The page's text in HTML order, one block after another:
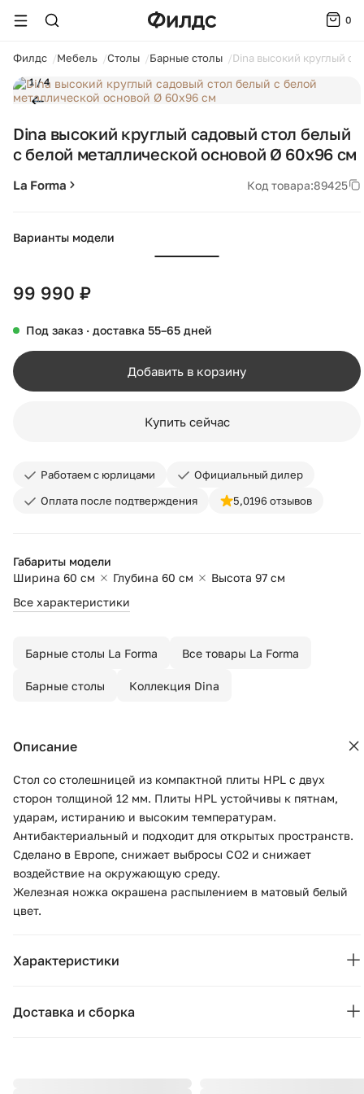
0
Филдс Мебель Столы Барные столы Dina высокий круглый
1 / 4
Dina высокий круглый садовый стол белый
с белой металлической основой Ø 60x96 см
La Forma Код товара:89425
Варианты модели
99 990 ₽
Под заказ · доставка 55–65 дней
Добавить в корзину
Купить сейчас
Работаем с юрлицами
Официальный дилер
Оплата после подтверждения
5,0196 отзывов
Габариты модели
Ширина 60 см
Глубина 60 см
Высота 97 см
Все характеристики
Барные столы La Forma Все товары La Forma
Барные столы Коллекция Dina
Описание
Стол со столешницей из компактной плиты HPL с двух
сторон толщиной 12 мм. Плиты HPL устойчивы к пятнам,
ударам, истиранию и высоким температурам.
Антибактериальный и подходит для открытых пространств.
Сделано в Европе, снижает выбросы CO2 и снижает
воздействие на окружающую среду.
Железная ножка окрашена распылением в матовый белый
цвет.
Характеристики
Бренд:
Доставка и сборка